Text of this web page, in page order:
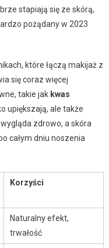
stapiają się ze skórą,
pożądany w 2023
które łączą makijaż z
się coraz więcej
takie jak kwas
upiększają, ale także
zdrowo, a skóra
całym dniu noszenia
Korzyści
Naturalny efekt,
trwałość